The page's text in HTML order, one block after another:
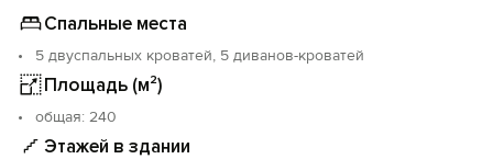
Спальные места
5 двуспальных кроватей, 5 диванов-кроватей
Площадь (м²)
oбщая: 240
Этажей в здании